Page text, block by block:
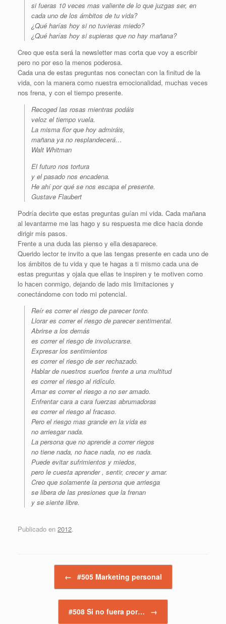
si fueras 10 veces mas valiente de lo que juzgas ser, en
cada uno de los ámbitos de tu vida?
¿Qué harías hoy si no tuvieras miedo?
¿Qué harías hoy si supieras que no hay mañana?
Creo que esta será la newsletter mas corta que voy a escribir
pero no por eso la menos poderosa.
Cada una de estas preguntas nos conectan con la finitud de la
vida, con la manera como nuestra emocionalidad, muchas veces
nos frena, y con el tiempo presente.
Recoged las rosas mientras podáis
veloz el tiempo vuela.
La misma flor que hoy admiráis,
mañana ya no resplandecerá…
Walt Whitman
El futuro nos tortura
y el pasado nos encadena.
He ahí por qué se nos escapa el presente.
Gustave Flaubert
Podría decirte que estas preguntas guían mi vida. Cada mañana
al levantarme me las hago y su respuesta me dice hacia donde
dirigir mis pasos.
Frente a una duda las pienso y ella desaparece.
Querido lector te invito a que las tengas presente en cada uno de
los ámbitos de tu vida y que te hagas a ti mismo cada una de
estas preguntas y ojala que ellas te inspiren y te motiven como
lo hacen conmigo, dejando de lado mis limitaciones y
conectándome con todo mi potencial.
Reír es correr el riesgo de parecer tonto.
Llorar es correr el riesgo de parecer sentimental.
Abrirse a los demás
es correr el riesgo de involucrarse.
Expresar los sentimientos
es correr el riesgo de ser rechazado.
Hablar de nuestros sueños frente a una multitud
es correr el riesgo al ridículo.
Amar es correr el riesgo a no ser amado.
Enfrentar cara a cara fuerzas abrumadoras
es correr el riesgo al fracaso.
Pero el riesgo mas grande en la vida es
no arriesgar nada.
La persona que no aprende a correr riegos
no tiene nada, no hace nada, no es nada.
Puede evitar sufrimientos y miedos,
pero le cuesta aprender , sentir, crecer y amar.
Creo que solamente la persona que arriesga
se libera de las presiones que la frenan
y se siente libre.
Publicado en 2012.
← #505 Marketing personal
#508 Si no fuera por… →